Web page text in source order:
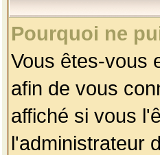
Pourquoi ne
Vous êtes-vous
afin de vous
affiché si vous
l'administrateur